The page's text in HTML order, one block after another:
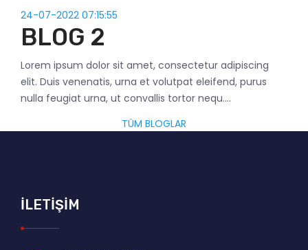
24-07-2022 07:15:55
BLOG 2
Lorem ipsum dolor sit amet, consectetur adipiscing
elit. Duis venenatis, urna et volutpat eleifend, purus
nulla feugiat urna, ut convallis tortor nequ....
TÜM BLOGLAR
İLETİŞİM